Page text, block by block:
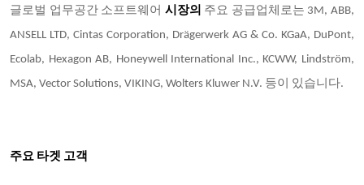
글로벌 업무공간 소프트웨어 시장의 주요 공급업체로는 3M, ABB,
ANSELL LTD, Cintas Corporation, Drägerwerk AG & Co. KGaA, DuPont,
Ecolab, Hexagon AB, Honeywell International Inc., KCWW, Lindström,
MSA, Vector Solutions, VIKING, Wolters Kluwer N.V. 등이 있습니다.
주요 타겟 고객